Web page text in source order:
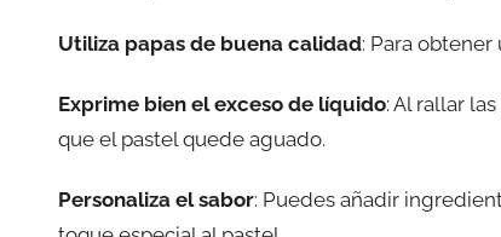
Utiliza papas de buena calidad: Para
Exprime bien el exceso de líquido: Al rallar
que el pastel quede aguado.
Personaliza el sabor: Puedes añadir